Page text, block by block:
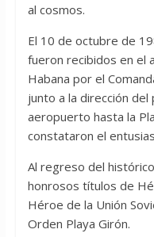
al cosmos.
El 10 de octubre de
fueron recibidos en el
Habana por el
junto a la dirección
aeropuerto hasta la
constataron el
Al regreso del
honrosos títulos de
Héroe de la Unión
Orden Playa Girón.